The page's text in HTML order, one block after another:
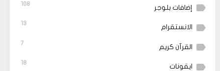
إضافات بلوجر 108
الانستقرام 13
القرآن كريم 7
ايقونات 18